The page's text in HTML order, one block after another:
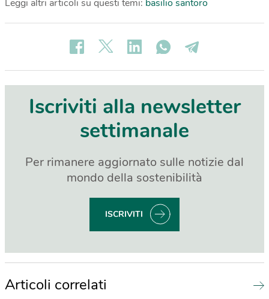
Leggi altri articoli su questi temi: basilio santoro
Iscriviti alla newsletter
settimanale
Per rimanere aggiornato sulle notizie dal
mondo della sostenibilità
ISCRIVITI
Articoli correlati